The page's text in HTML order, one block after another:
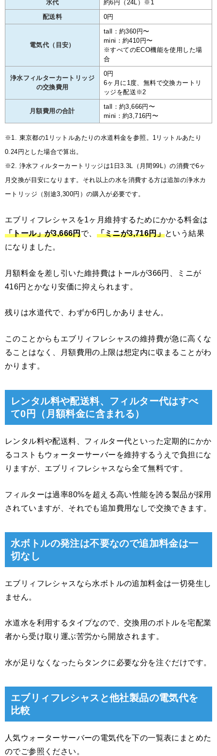
水代
約6円（24L）※1
配送料
0円
電気代（目安）
tall：約360円〜
mini：約410円〜
※すべてのECO機能を使用した場
合
浄水フィルターカートリッジ
の交換費用
0円
6ヶ月に1度、無料で交換カートリ
ッジを配送※2
月額費用の合計
tall：約3,666円〜
mini：約3,716円〜
※1. 東京都の1リットルあたりの水道料金を参照。1リットルあたり
0.24円とした場合で算出。
※2. 浄水フィルターカートリッジは1日3.3L（月間99L）の消費で6ヶ
月交換が目安になります。それ以上の水を消費する方は追加の浄水カ
ートリッジ（別途3,300円）の購入が必要です。
エブリィフレシャスを1ヶ月維持するためにかかる料金は
「トール」が3,666円で、 「ミニが3,716円」という結果
になりました。
月額料金を差し引いた維持費はトールが366円、ミニが
416円とかなり安価に抑えられます。
残りは水道代で、わずか6円しかありません。
このことからもエブリィフレシャスの維持費が急に高くな
ることはなく、月額費用の上限は想定内に収まることがわ
かります。
レンタル料や配送料、フィルター代はすべ
て0円（月額料金に含まれる）
レンタル料や配送料、フィルター代といった定期的にかか
るコストもウォーターサーバーを維持するうえで負担にな
りますが、エブリィフレシャスなら全て無料です。
フィルターは過率80%を超える高い性能を誇る製品が採用
されていますが、それでも追加費用なしで交換できます。
水ボトルの発注は不要なので追加料金は一
切なし
エブリィフレシャスなら水ボトルの追加料金は一切発生し
ません。
水道水を利用するタイプなので、交換用のボトルを宅配業
者から受け取り運ぶ苦労から開放されます。
水が足りなくなったらタンクに必要な分を注ぐだけです。
エブリィフレシャスと他社製品の電気代を
比較
人気ウォーターサーバーの電気代を下の一覧表にまとめた
のでご参照ください。